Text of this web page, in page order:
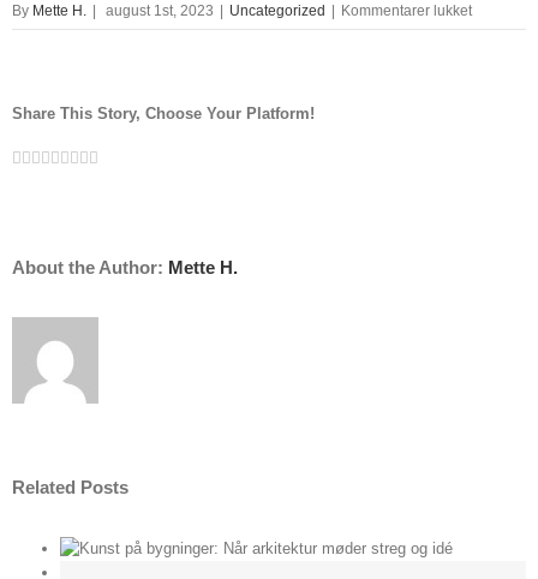
By Mette H. august 1st, 2023 Uncategorized Kommentarer lukkettil
maleri
Share This Story, Choose Your Platform!
Facebook
Twitter
Linkedin
Reddit
Tumblr
Google+
Pinterest
Vk
About the Author: Mette H.
Related Posts